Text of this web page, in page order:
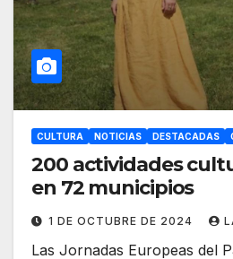
CULTURA NOTICIAS DESTACADAS
200 actividades
en 72 municipios
1 DE OCTUBRE DE 2024
Las Jornadas Europeas del